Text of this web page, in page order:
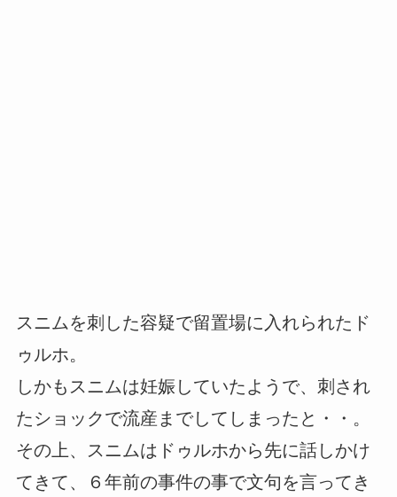
スニムを刺した容疑で留置場に入れられたド
ゥルホ。
しかもスニムは妊娠していたようで、刺され
たショックで流産までしてしまったと・・。
その上、スニムはドゥルホから先に話しかけ
てきて、６年前の事件の事で文句を言ってき